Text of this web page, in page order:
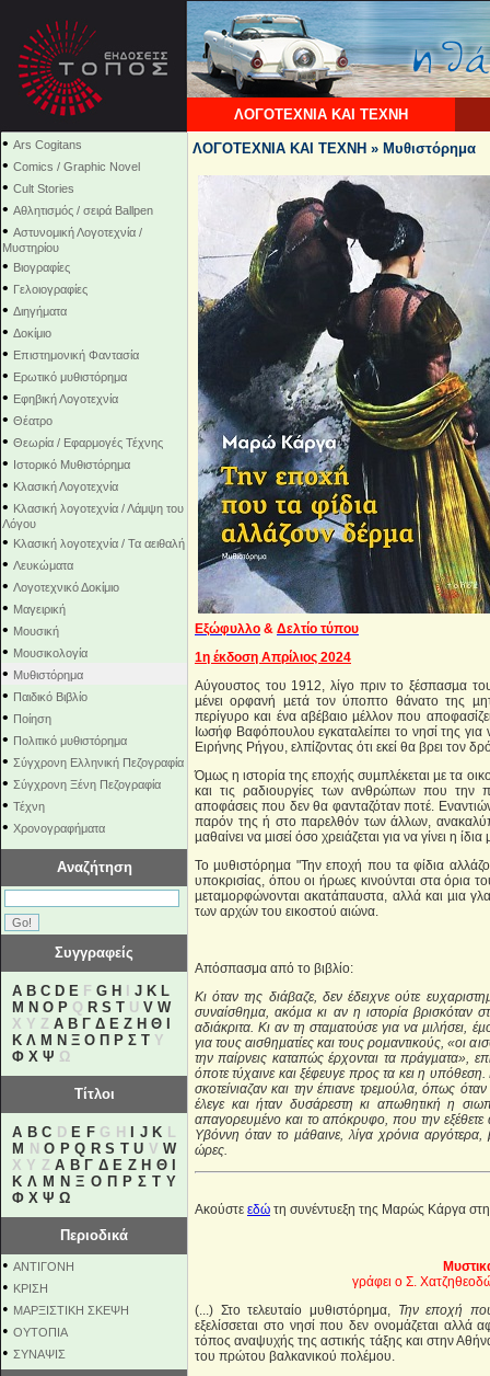
ΛΟΓΟΤΕΧΝΙΑ ΚΑΙ ΤΕΧΝΗ
• Ars Cogitans
• Comics / Graphic Novel
• Cult Stories
• Αθλητισμός / σειρά Ballpen
• Αστυνομική Λογοτεχνία /
Μυστηρίου
• Βιογραφίες
• Γελοιογραφίες
• Διηγήματα
• Δοκίμιο
• Επιστημονική Φαντασία
• Ερωτικό μυθιστόρημα
• Εφηβική Λογοτεχνία
• Θέατρο
• Θεωρία / Εφαρμογές Τέχνης
• Ιστορικό Μυθιστόρημα
• Κλασική Λογοτεχνία
• Κλασική λογοτεχνία / Λάμψη του
Λόγου
• Κλασική λογοτεχνία / Τα αειθαλή
• Λευκώματα
• Λογοτεχνικό Δοκίμιο
• Μαγειρική
• Μουσική
• Μουσικολογία
• Μυθιστόρημα
• Παιδικό Βιβλίο
• Ποίηση
• Πολιτικό μυθιστόρημα
• Σύγχρονη Ελληνική Πεζογραφία
• Σύγχρονη Ξένη Πεζογραφία
• Τέχνη
• Χρονογραφήματα
Αναζήτηση
Συγγραφείς
A B C D E F G H J K L
M N O P Q R S T U V W
X Y Z Α Β Γ Δ Ε Ζ Η Θ
Κ Λ Μ Ν Ξ Ο Π Ρ Σ Τ Υ
Φ Χ Ψ Ω
Τίτλοι
A B C D E FG H J K L
M
N O P Q R S T U V W
X Y ZΑ Β Γ Δ Ε Ζ Η Θ
Κ Λ Μ Ν Ξ Ο Π Ρ Σ Τ Υ
Φ Χ Ψ Ω
Περιοδικά
• ΑΝΤΙΓΟΝΗ
• ΚΡΙΣΗ
• ΜΑΡΞΙΣΤΙΚΗ ΣΚΕΨΗ
• ΟΥΤΟΠΙΑ
• ΣΥΝΑΨΙΣ
ΛΟΓΟΤΕΧΝΙΑ ΚΑΙ ΤΕΧΝΗ » Μυθιστόρημα
Εξώφυλλο & Δελτίο τύπου
1η έκδοση Απρίλιος 2024
Αύγουστος του 1912, λίγο πριν το ξέσπασµα
µένει ορφανή µετά τον ύποπτο θάνατο της
περίγυρο και ένα αβέβαιο µέλλον που
Ιωσήφ Βαφόπουλου εγκαταλείπει το νησί της
Ειρήνης Ρήγου, ελπίζοντας ότι εκεί θα βρει τον
Όµως η ιστορία της εποχής συµπλέκεται µε τα
και τις ραδιουργίες των ανθρώπων που την
αποφάσεις που δεν θα φανταζόταν ποτέ.
παρόν της ή στο παρελθόν των άλλων,
µαθαίνει να µισεί όσο χρειάζεται για να γίνει η
Το µυθιστόρηµα "Την εποχή που τα φίδια
υποκρισίας, όπου οι ήρωες κινούνται στα όρια
µεταµορφώνονται ακατάπαυστα, αλλά και µια
των αρχών του εικοστού αιώνα.
Απόσπασμα από το βιβλίο:
Κι όταν της διάβαζε, δεν έδειχνε ούτε
συναίσθηµα, ακόµα κι αν η ιστορία βρισκόταν
αδιάκριτα. Κι αν τη σταµατούσε για να µιλήσει,
για τους αισθηµατίες και τους ροµαντικούς, «οι
την παίρνεις καταπώς έρχονται τα πράγµατα»,
όποτε τύχαινε και ξέφευγε προς τα κει η
σκοτείνιαζαν και την έπιανε τρεµούλα, όπως
έλεγε και ήταν δυσάρεστη κι απωθητική η
απαγορευµένο και το απόκρυφο, που την
Υβόννη όταν το µάθαινε, λίγα χρόνια αργότερα,
ώρες.
Ακούστε εδώ τη συνέντυεξη της Μαρώς Κάργα
γράφει ο Σ.
(...) Στο τελευταίο μυθιστόρημα, Την εποχή
εξελίσσεται στο νησί που δεν ονομάζεται αλλά
τόπος αναψυχής της αστικής τάξης και στην
του πρώτου βαλκανικού πολέμου.